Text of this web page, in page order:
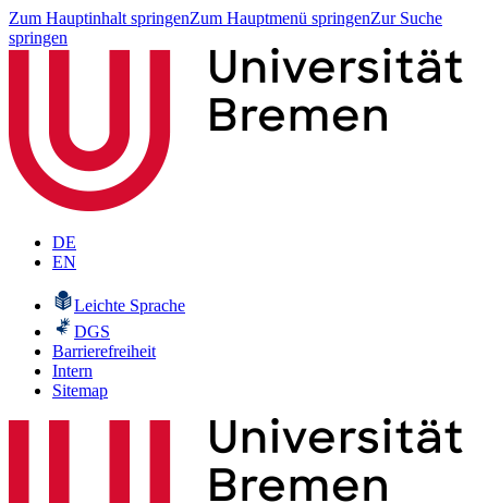
Zum Hauptinhalt springenZum Hauptmenü springenZur Suche
springen
DE
EN
Leichte Sprache
DGS
Barrierefreiheit
Intern
Sitemap